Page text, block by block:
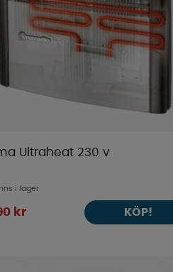
Ultraheat 230 v
i lager
kr KÖP!